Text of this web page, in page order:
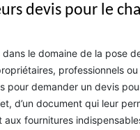
devis pour le
le domaine de la pose
professionnels
pour demander un devis
d’un document qui leur
fournitures